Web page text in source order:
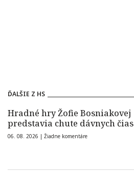
ĎALŠIE Z HS
Hradné hry Žofie Bosniakovej
predstavia chute dávnych čias
06. 08. 2026 | Žiadne komentáre